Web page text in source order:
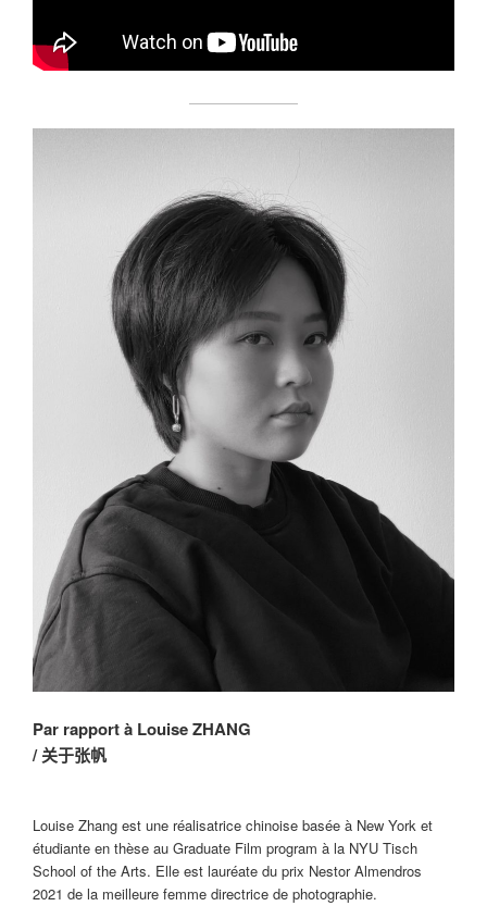
Par rapport à Louise ZHANG
/ 关于张帆
Louise Zhang est une réalisatrice chinoise basée à New York et
étudiante en thèse au Graduate Film program à la NYU Tisch
School of the Arts. Elle est lauréate du prix Nestor Almendros
2021 de la meilleure femme directrice de photographie.